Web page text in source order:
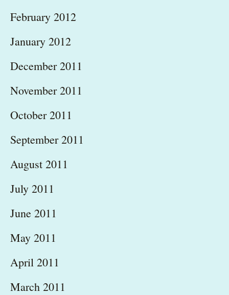
February 2012
January 2012
December 2011
November 2011
October 2011
September 2011
August 2011
July 2011
June 2011
May 2011
April 2011
March 2011